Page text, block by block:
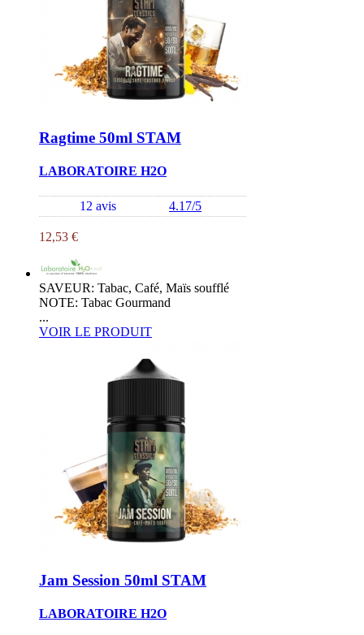
Ragtime 50ml STAM
LABORATOIRE H2O
12 avis 4.17/5
12,53 €
SAVEUR: Tabac, Café, Maïs soufflé
NOTE: Tabac Gourmand
...
VOIR LE PRODUIT
Jam Session 50ml STAM
LABORATOIRE H2O